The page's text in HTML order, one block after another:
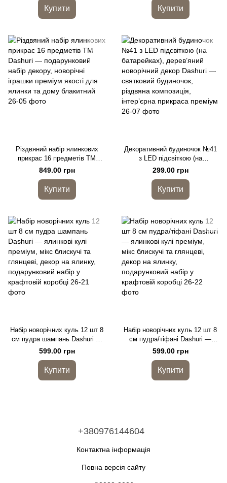
Купити
преміум якості для ялинки та
дому,пудра
Купити
Різдвяний набір ялинкових
прикрас 16 предметів TM
Dashuri — подарунковий набір
декору, новорічні іграшки
преміум якості для ялинки та
дому блакитний
849.00 грн
Купити
Декоративний будиночок №41
з LED підсвіткою (на
батарейках), дерев’яний
новорічний декор Dashuri —
святковий будиночок, різдвяна
композиція, інтер’єрна
299.00 грн
Купити
Набір новорічних куль 12 шт 8
см пудра шампань Dashuri —
ялинкові кулі преміум, мікс
блискучі та глянцеві, декор на
ялинку, подарунковий набір у
крафтовій коробці
599.00 грн
Купити
Набір новорічних куль 12 шт 8
см пудра/тіфані Dashuri —
ялинкові кулі преміум, мікс
блискучі та глянцеві, декор на
ялинку, подарунковий набір у
крафтовій коробці
599.00 грн
Купити
+380976144604
Контактна інформація
Повна версія сайту